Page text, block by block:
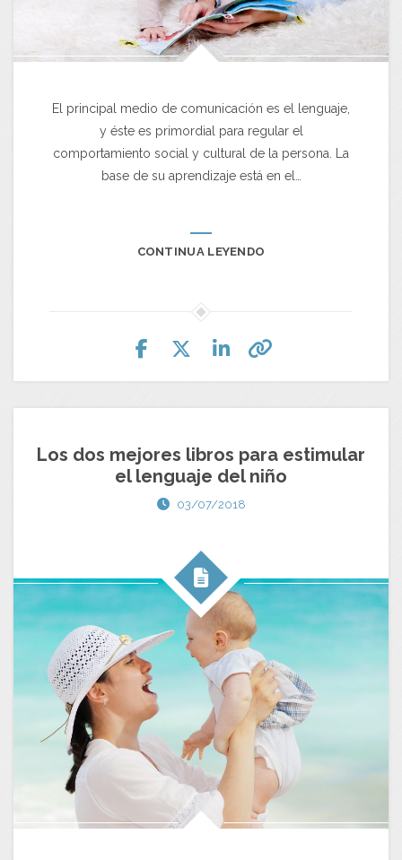
El principal medio de comunicación es el lenguaje,
y éste es primordial para regular el
comportamiento social y cultural de la persona. La
base de su aprendizaje está en el…
CONTINUA LEYENDO
Los dos mejores libros para estimular
el lenguaje del niño
03/07/2018